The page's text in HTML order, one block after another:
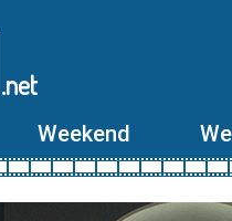
.net
Weekend